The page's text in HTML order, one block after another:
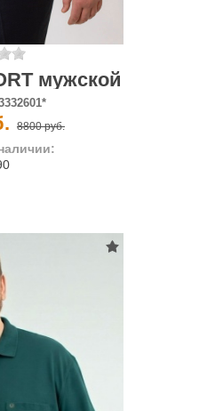
мужской
8800 руб.